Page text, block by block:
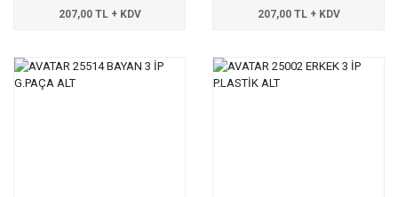
207,00 TL + KDV 207,00 TL + KDV